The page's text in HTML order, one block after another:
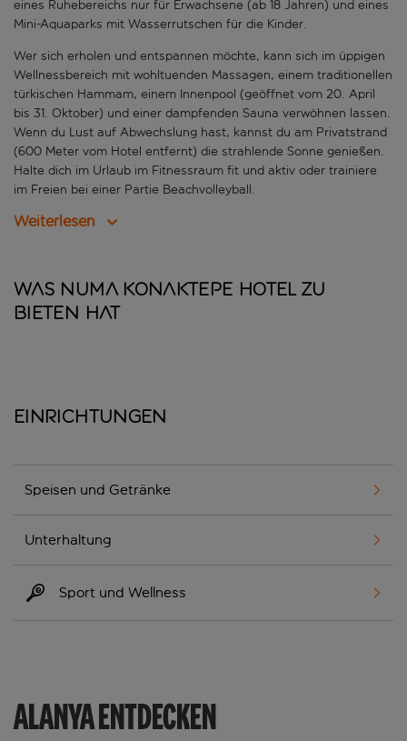
eines Ruhebereichs nur für Erwachsene (ab 18 Jahren) und eines
Mini-Aquaparks mit Wasserrutschen für die Kinder.
Wer sich erholen und entspannen möchte, kann sich im üppigen
Wellnessbereich mit wohltuenden Massagen, einem traditionellen
türkischen Hammam, einem Innenpool (geöffnet vom 20. April
bis 31. Oktober) und einer dampfenden Sauna verwöhnen lassen.
Wenn du Lust auf Abwechslung hast, kannst du am Privatstrand
(600 Meter vom Hotel entfernt) die strahlende Sonne genießen.
Halte dich im Urlaub im Fitnessraum fit und aktiv oder trainiere
im Freien bei einer Partie Beachvolleyball.
Weiterlesen
Was Numa Konaktepe Hotel zu
bieten hat
Einrichtungen
Speisen und Getränke
Unterhaltung
Sport und Wellness
ALANYA ENTDECKEN